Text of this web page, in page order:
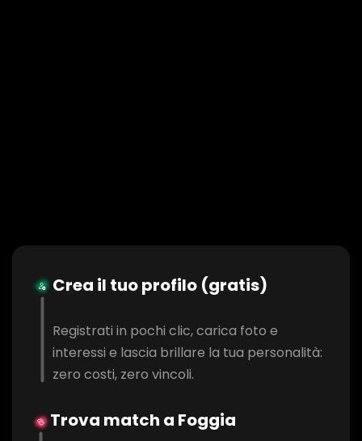
Crea il tuo profilo (gratis)
Registrati in pochi clic, carica foto e
interessi e lascia brillare la tua personalità:
zero costi, zero vincoli.
Trova match a Foggia